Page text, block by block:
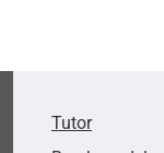
Tutor